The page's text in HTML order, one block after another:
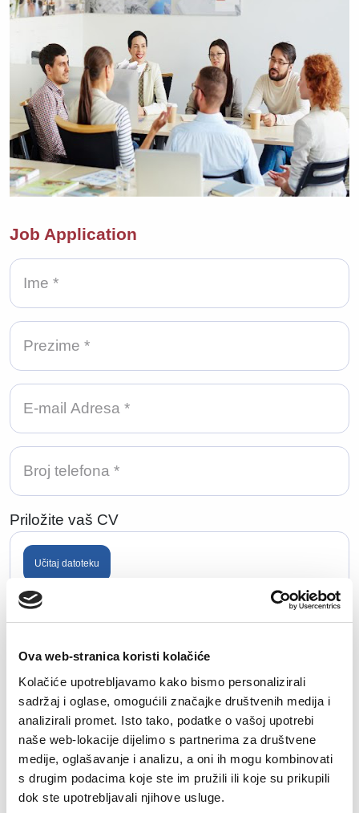
Ova web-stranica koristi kolačiće
Kolačiće upotrebljavamo kako bismo personalizirali
sadržaj i oglase, omogućili značajke društvenih medija i
analizirali promet. Isto tako, podatke o vašoj upotrebi
naše web-lokacije dijelimo s partnerima za društvene
medije, oglašavanje i analizu, a oni ih mogu kombinovati
s drugim podacima koje ste im pružili ili koje su prikupili
dok ste upotrebljavali njihove usluge.
Job Application
Priložite vaš CV
Učitaj datoteku
Dozvoljene ekstenzije: doc, docx, pdf, txt.
Koliko godina relevantnog iskustva imate za
poziciju na koju se prijavljujete?
Koja su Vaša finansijska očekivanja?